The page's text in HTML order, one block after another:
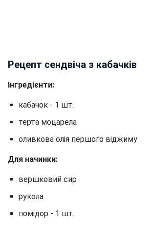
Рецепт сендвіча з кабачків
Інгредієнти:
кабачок - 1 шт.
терта моцарела
оливкова олія першого віджиму
Для начинки:
вершковий сир
рукола
помідор - 1 шт.